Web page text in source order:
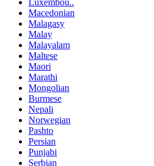
Luxembou..
Macedonian
Malagasy
Malay
Malayalam
Maltese
Maori
Marathi
Mongolian
Burmese
Nepali
Norwegian
Pashto
Persian
Punjabi
Serbian